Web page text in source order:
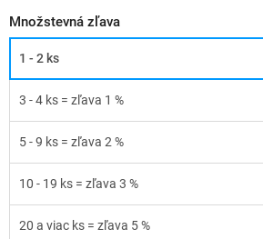
Množstevná zľava
1 - 2 ks
3 - 4 ks = zľava 1 %
5 - 9 ks = zľava 2 %
10 - 19 ks = zľava 3 %
20 a viac ks = zľava 5 %